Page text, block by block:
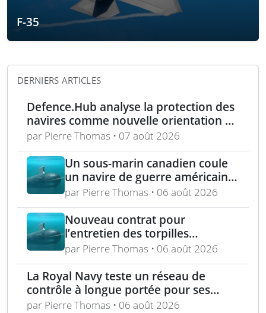
F-35
DERNIERS ARTICLES
Defence.Hub analyse la protection des
navires comme nouvelle orientation du
système MACS
par Pierre Thomas • 07 août 2026
Un sous-marin canadien coule
un navire de guerre américain
lors de l’exercice RIMPAC 2026
par Pierre Thomas • 06 août 2026
Nouveau contrat pour
l’entretien des torpilles
Spearfish et Sting Ray de la
Royal Navy
par Pierre Thomas • 06 août 2026
La Royal Navy teste un réseau de
contrôle à longue portée pour ses
drones
par Pierre Thomas • 06 août 2026